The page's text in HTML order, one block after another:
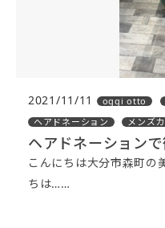
2021/11/11 oggi otto
ヘアドネーション
メンズ
ヘアドネーション
こんにちは大分市森町
ちは……